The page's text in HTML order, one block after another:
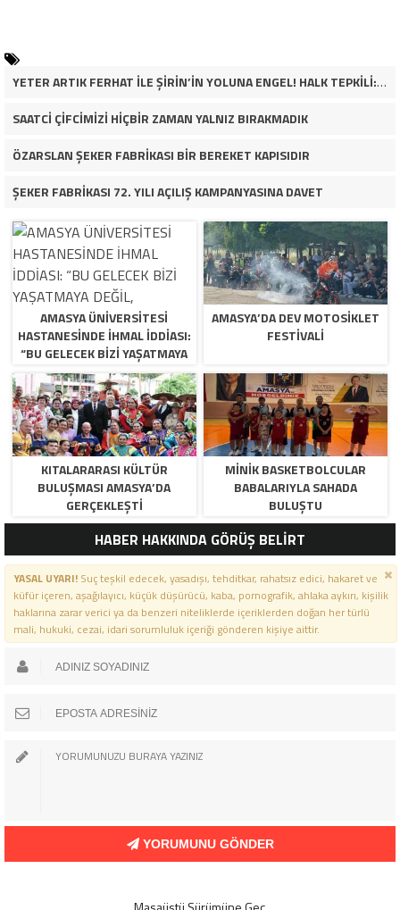
YETER ARTIK FERHAT İLE ŞİRİN’İN YOLUNA ENGEL! HALK TEPKİLİ: “YOLU KAPATMAK ÇÖZÜM DEĞİL, GÖREVİNİ YAP!”
SAATCİ ÇİFCİMİZİ HİÇBİR ZAMAN YALNIZ BIRAKMADIK
ÖZARSLAN ŞEKER FABRİKASI BİR BEREKET KAPISIDIR
ŞEKER FABRİKASI 72. YILI AÇILIŞ KAMPANYASINA DAVET
AMASYA ÜNİVERSİTESİ
HASTANESİNDE İHMAL İDDİASI:
“BU GELECEK BİZİ YAŞATMAYA
DEĞİL, ÖLDÜRMEYE GELİYOR!”
AMASYA’DA DEV MOTOSIKLET
FESTIVALI
KITALARARASI KÜLTÜR
BULUŞMASI AMASYA’DA
GERÇEKLEŞTI
MINIK BASKETBOLCULAR
BABALARIYLA SAHADA
BULUŞTU
HABER HAKKINDA GÖRÜŞ BELİRT
YASAL UYARI!Suç teşkil edecek, yasadışı, tehditkar, rahatsız edici, hakaret ve
küfür içeren, aşağılayıcı, küçük düşürücü, kaba, pornografik, ahlaka aykırı, kişilik
haklarına zarar verici ya da benzeri niteliklerde içeriklerden doğan her türlü
mali, hukuki, cezai, idari sorumluluk içeriği gönderen kişiye aittir.
YORUMUNU GÖNDER